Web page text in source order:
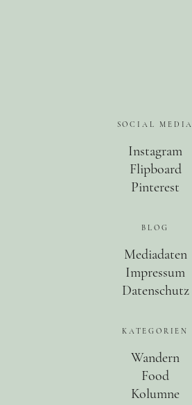
SOCIAL MEDIA
Instagram
Flipboard
Pinterest
BLOG
Mediadaten
Impressum
Datenschutz
KATEGORIEN
Wandern
Food
Kolumne